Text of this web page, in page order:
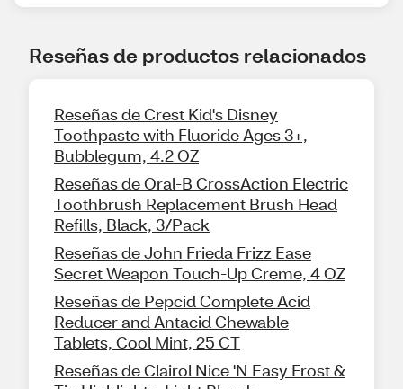
Reseñas de productos relacionados
Reseñas de Crest Kid's Disney
Toothpaste with Fluoride Ages 3+,
Bubblegum, 4.2 OZ
Reseñas de Oral-B CrossAction Electric
Toothbrush Replacement Brush Head
Refills, Black, 3/Pack
Reseñas de John Frieda Frizz Ease
Secret Weapon Touch-Up Creme, 4 OZ
Reseñas de Pepcid Complete Acid
Reducer and Antacid Chewable
Tablets, Cool Mint, 25 CT
Reseñas de Clairol Nice 'N Easy Frost &